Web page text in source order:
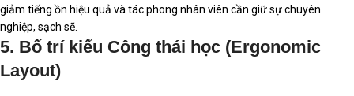
giảm tiếng ồn hiệu quả và tác phong nhân viên cần giữ sự chuyên
nghiệp, sạch sẽ.
5. Bố trí kiểu Công thái học (Ergonomic
Layout)